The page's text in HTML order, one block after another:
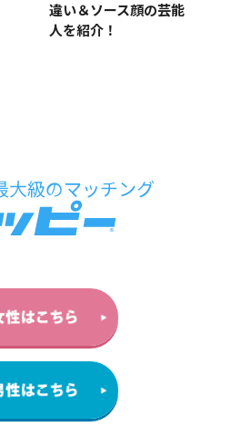
違い＆ソース顔の芸能
人を紹介！